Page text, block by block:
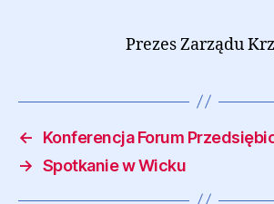
Prezes Zarządu
←
Konferencja Forum
→ Spotkanie w Wicku